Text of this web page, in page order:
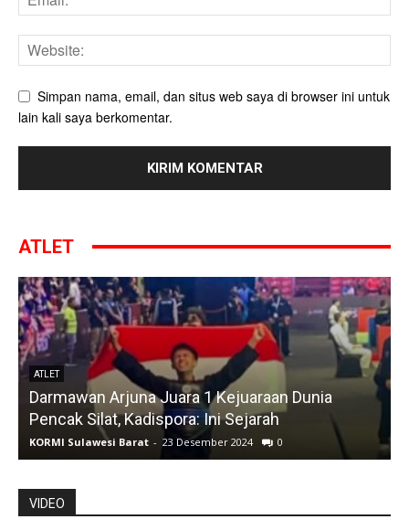
Simpan nama, email, dan situs web saya di browser ini untuk
lain kali saya berkomentar.
ATLET
ATLET
Darmawan Arjuna Juara 1 Kejuaraan Dunia
Pencak Silat, Kadispora: Ini Sejarah
KORMI Sulawesi Barat - 23 Desember 2024 0
VIDEO